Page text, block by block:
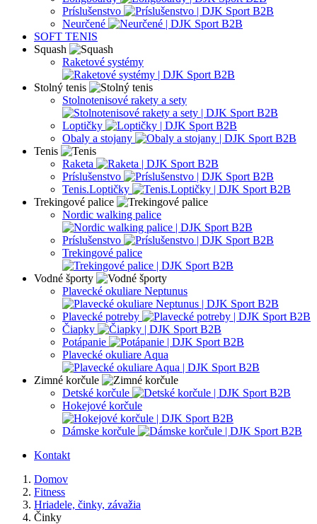
Príslušenstvo
Neurčené
SOFT TENIS
Squash
Raketové systémy
Stolný tenis
Stolnotenisové rakety a sety
Loptičky
Obaly a stojany
Tenis
Raketa
Príslušenstvo
Tenis.Loptičky
Trekingové palice
Nordic walking palice
Príslušenstvo
Trekingové palice
Vodné športy
Plavecké okuliare Neptunus
Plavecké potreby
Čiapky
Potápanie
Plavecké okuliare Aqua
Zimné korčule
Detské korčule
Hokejové korčule
Dámske korčule
Kontakt
Domov
Fitness
Hriadele, činky, závažia
Činky